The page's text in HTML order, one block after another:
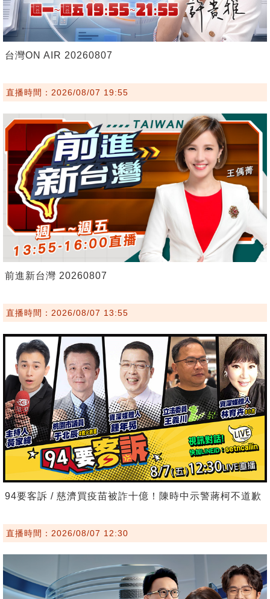
台灣ON AIR 20260807
直播時間：2026/08/07 19:55
前進新台灣 20260807
直播時間：2026/08/07 13:55
94要客訴 / 慈濟買疫苗被詐十億！陳時中示警蔣柯不道歉
直播時間：2026/08/07 12:30